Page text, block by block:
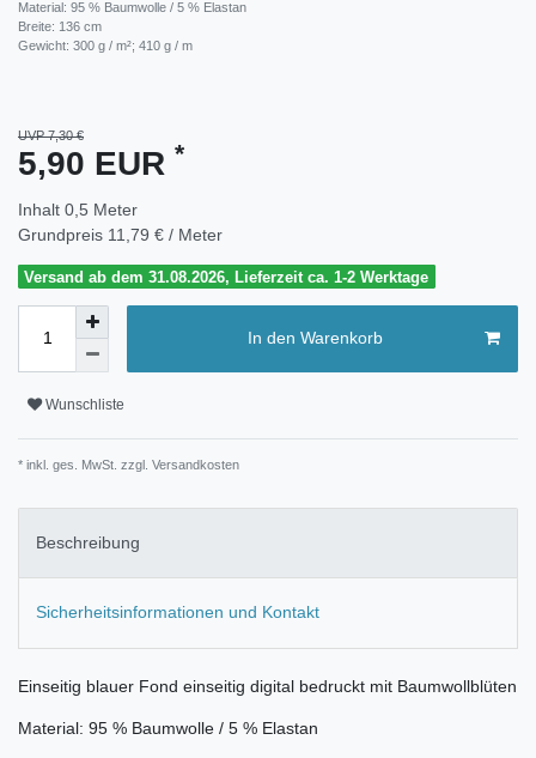
Material: 95 % Baumwolle / 5 % Elastan
Breite: 136 cm
Gewicht: 300 g / m²; 410 g / m
UVP 7,30 €
5,90 EUR *
Inhalt 0,5 Meter
Grundpreis 11,79 € / Meter
Versand ab dem 31.08.2026, Lieferzeit ca. 1-2 Werktage
In den Warenkorb
Wunschliste
* inkl. ges. MwSt. zzgl. Versandkosten
Beschreibung
Sicherheitsinformationen und Kontakt
Einseitig blauer Fond einseitig digital bedruckt mit Baumwollblüten
Material: 95 % Baumwolle / 5 % Elastan